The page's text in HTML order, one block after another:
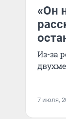
«Он
Из-за
7 июля,